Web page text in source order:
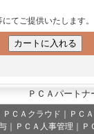
てご提供いたします。
ＰＣＡパート
ＰＣＡクラウド
ＰＣ
｜ＰＣＡ人事管理｜